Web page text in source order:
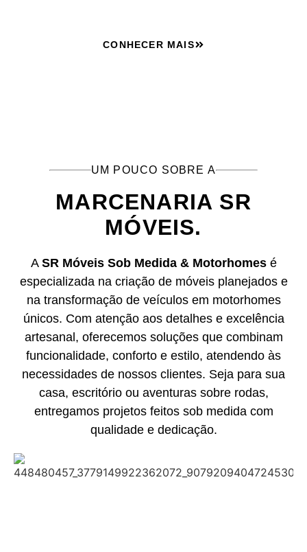
CONHECER MAIS
UM POUCO SOBRE A
MARCENARIA SR
MÓVEIS.
A SR Móveis Sob Medida & Motorhomesé
especializada na criação de móveis planejados e
na transformação de veículos em motorhomes
únicos. Com atenção aos detalhes e excelência
artesanal, oferecemos soluções que combinam
funcionalidade, conforto e estilo, atendendo às
necessidades de nossos clientes. Seja para sua
casa, escritório ou aventuras sobre rodas,
entregamos projetos feitos sob medida com
qualidade e dedicação.